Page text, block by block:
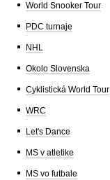
World Snooker Tour
PDC turnaje
NHL
Okolo Slovenska
Cyklistická World Tour
WRC
Let's Dance
MS v atletike
MS vo futbale